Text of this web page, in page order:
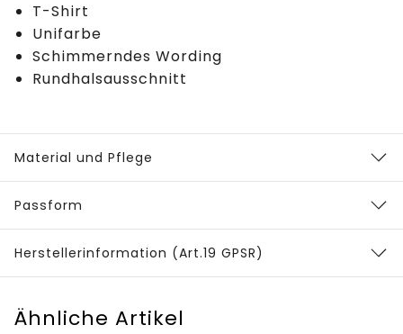
T-Shirt
Unifarbe
Schimmerndes Wording
Rundhalsausschnitt
Material und Pflege
Passform
Herstellerinformation (Art.19 GPSR)
Ähnliche Artikel